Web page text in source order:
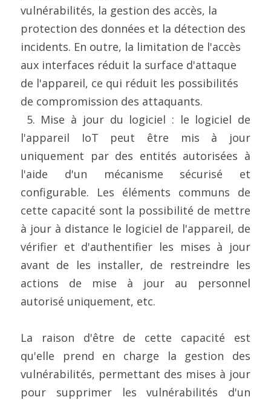
vulnérabilités, la gestion des accès, la
protection des données et la détection des
incidents. En outre, la limitation de l'accès
aux interfaces réduit la surface d'attaque
de l'appareil, ce qui réduit les possibilités
de compromission des attaquants.
l'appareil IoT peut être mis à jour
uniquement par des entités autorisées à
l'aide d'un mécanisme sécurisé et
configurable. Les éléments communs de
cette capacité sont la possibilité de mettre
à jour à distance le logiciel de l'appareil, de
vérifier et d'authentifier les mises à jour
avant de les installer, de restreindre les
actions de mise à jour au personnel
autorisé uniquement, etc.
La raison d'être de cette capacité est
qu'elle prend en charge la gestion des
vulnérabilités, permettant des mises à jour
pour supprimer les vulnérabilités d'un